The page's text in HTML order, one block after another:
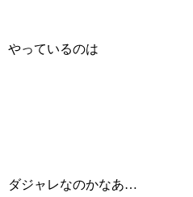
やっているのは
ダジャレなのかなあ…